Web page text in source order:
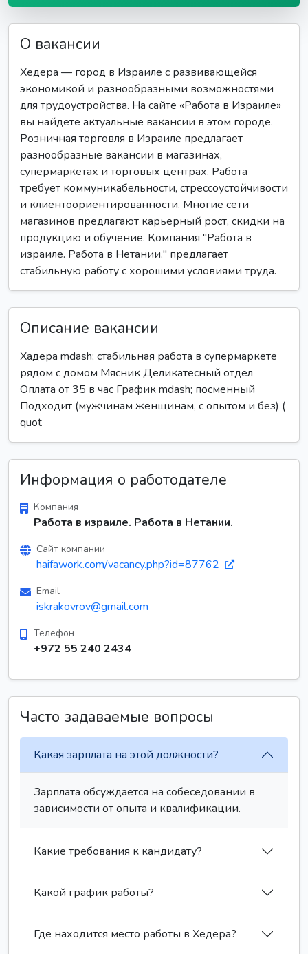
О вакансии
Хедера — город в Израиле с развивающейся
экономикой и разнообразными возможностями
для трудоустройства. На сайте «Работа в Израиле»
вы найдете актуальные вакансии в этом городе.
Розничная торговля в Израиле предлагает
разнообразные вакансии в магазинах,
супермаркетах и торговых центрах. Работа
требует коммуникабельности, стрессоустойчивости
и клиентоориентированности. Многие сети
магазинов предлагают карьерный рост, скидки на
продукцию и обучение. Компания "Работа в
израиле. Работа в Нетании." предлагает
стабильную работу с хорошими условиями труда.
Описание вакансии
Хадера mdash; стабильная работа в супермаркете
рядом с домом Мясник Деликатесный отдел
Оплата от 35 в час График mdash; посменный
Подходит (мужчинам женщинам, с опытом и без) (
quot
Информация о работодателе
Компания
Работа в израиле. Работа в Нетании.
Сайт компании
haifawork.com/vacancy.php?id=87762
Email
iskrakovrov@gmail.com
Телефон
+972 55 240 2434
Часто задаваемые вопросы
Какая зарплата на этой должности?
Зарплата обсуждается на собеседовании в
зависимости от опыта и квалификации.
Какие требования к кандидату?
Какой график работы?
Где находится место работы в Хедера?